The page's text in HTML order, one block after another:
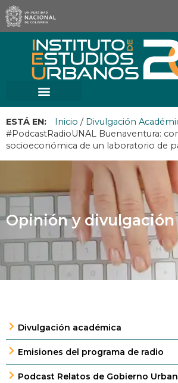
ESTÁ EN: Inicio / Divulgación
#PodcastRadioUNAL Buenaventura:
socioeconómica de un laboratorio de
Opinión y divulgación
Divulgación académica
Emisiones del programa de radio
Podcast Relatos de Gobierno